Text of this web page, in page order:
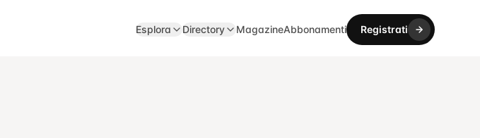
Esplora Directory MagazineAbbonamenti Registrati